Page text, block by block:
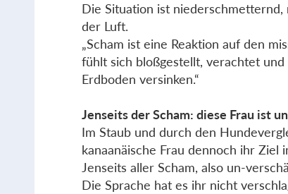
Die Situation ist
der Luft.
„Scham ist eine Reaktion auf den
fühlt sich bloßgestellt, verachtet
Erdboden versinken.“
Jenseits der Scham: diese Frau ist
Im Staub und durch den
kanaanäische Frau dennoch ihr Ziel
Jenseits aller Scham, also un-
Die Sprache hat es ihr nicht